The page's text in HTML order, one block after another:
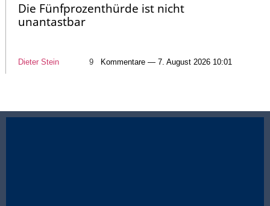
Die Fünfprozenthürde ist nicht
unantastbar
Dieter Stein 9 Kommentare — 7. August 2026 10:01